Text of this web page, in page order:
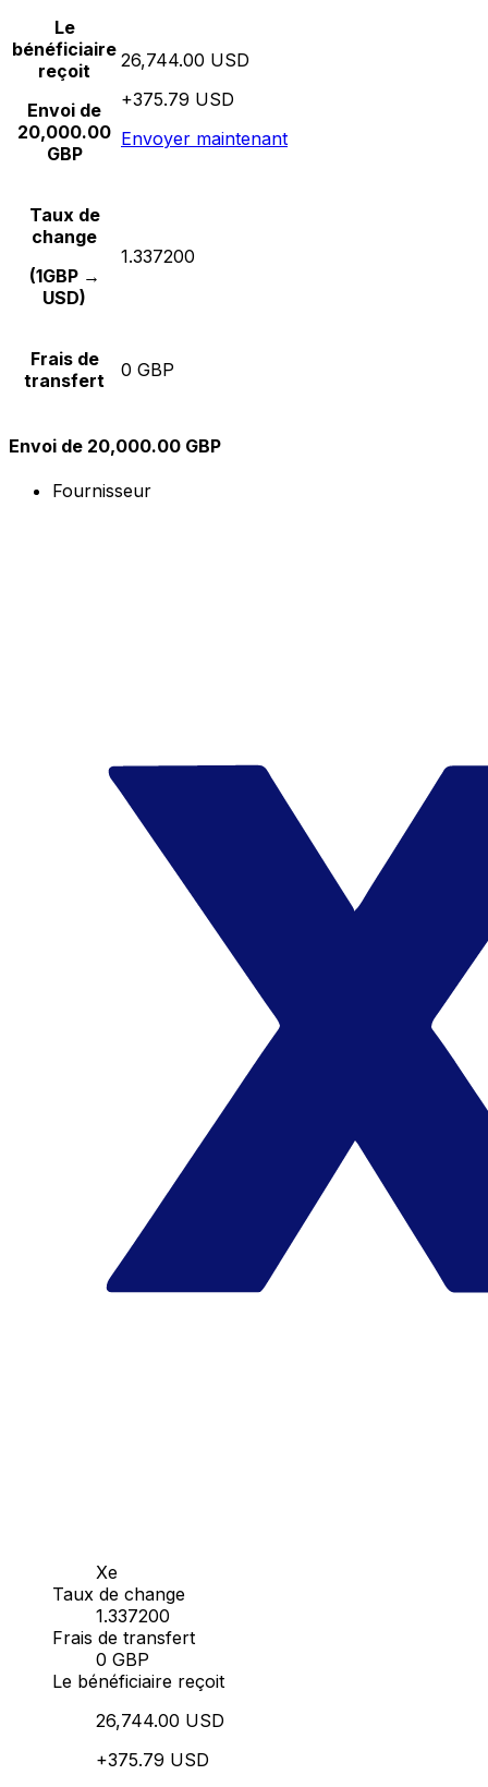
Le
bénéficiaire
reçoit
Envoi de
20,000.00
GBP
26,744.00 USD
+375.79 USD
Envoyer maintenant
Taux de
change
(1GBP →
USD)
1.337200
Frais de
transfert
0 GBP
Envoi de 20,000.00 GBP
Fournisseur
Xe
Taux de change
1.337200
Frais de transfert
0 GBP
Le bénéficiaire reçoit
26,744.00 USD
+375.79 USD